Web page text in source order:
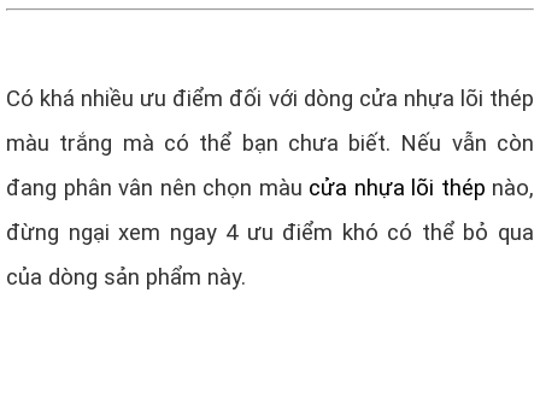
Có khá nhiều ưu điểm đối với dòng cửa nhựa lõi thép
màu trắng mà có thể bạn chưa biết. Nếu vẫn còn
đang phân vân nên chọn màu cửa nhựa lõi thép nào,
đừng ngại xem ngay 4 ưu điểm khó có thể bỏ qua
của dòng sản phẩm này.